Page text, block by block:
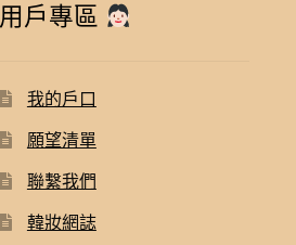
用戶專區
我的戶口
願望清單
聯繫我們
韓妝網誌